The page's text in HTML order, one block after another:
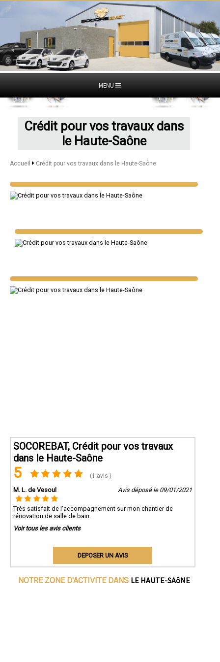
MENU
Crédit pour vos travaux dans
le Haute-Saône
Accueil Crédit pour vos travaux dans le Haute-Saône
SOCOREBAT, Crédit pour vos travaux
dans le Haute-Saône
5 (1 avis )
M. L. de Vesoul Avis déposé le 09/01/2021
Très satisfait de l'accompagnement sur mon chantier de
rénovation de salle de bain.
Voir tous les avis clients
DEPOSER UN AVIS
NOTRE ZONE D'ACTIVITE DANS LE HAUTE-SAôNE